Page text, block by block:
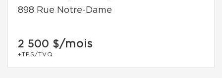
898 Rue Notre-Dame
2 500 $/mois
+TPS/TVQ